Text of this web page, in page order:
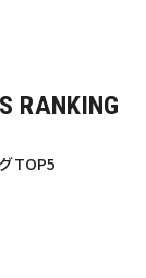
RANKING
TOP5